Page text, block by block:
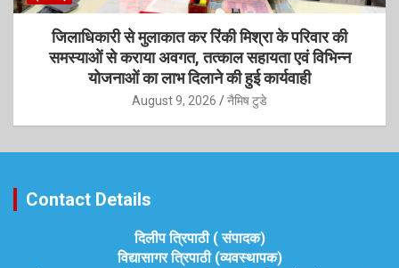
जिलाधिकारी से मुलाकात कर रिंकी मिश्रा के परिवार की
समस्याओं से कराया अवगत, तत्काल सहायता एवं विभिन्न
योजनाओं का लाभ दिलाने की हुई कार्यवाही
August 9, 2026 नैमिष टुडे
Contact Details
दिलीप त्रिपाठी ( संपादक)
विद्यासागर त्रिपाठी (व्यवस्थापक)